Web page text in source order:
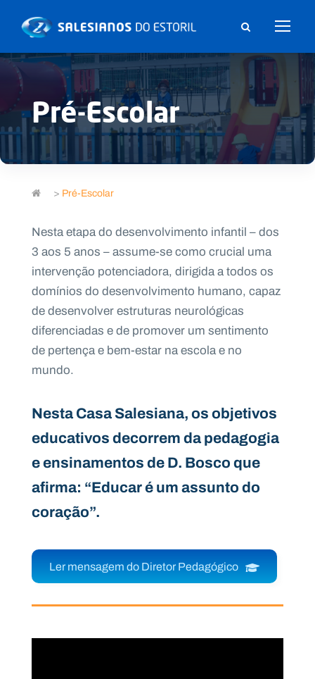
Pré-Escolar
> Pré-Escolar
Nesta etapa do desenvolvimento infantil – dos
3 aos 5 anos – assume-se como crucial uma
intervenção potenciadora, dirigida a todos os
domínios do desenvolvimento humano, capaz
de desenvolver estruturas neurológicas
diferenciadas e de promover um sentimento
de pertença e bem-estar na escola e no
mundo.
Nesta Casa Salesiana, os objetivos
educativos decorrem da pedagogia
e ensinamentos de D. Bosco que
afirma: “Educar é um assunto do
coração”.
Ler mensagem do Diretor Pedagógico